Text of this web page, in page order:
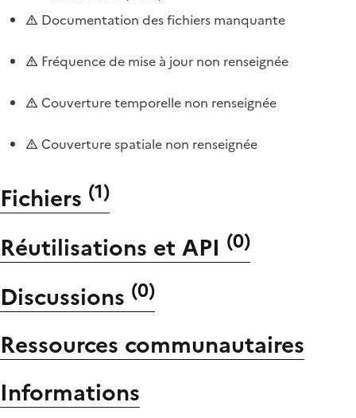
Documentation des fichiers manquante
Fréquence de mise à jour non renseignée
Couverture temporelle non renseignée
Couverture spatiale non renseignée
Fichiers (1)
Réutilisations et API (0)
Discussions (0)
Ressources communautaires
Informations